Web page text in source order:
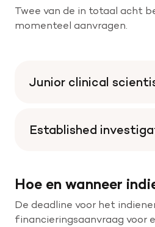
Twee van de in totaal acht
momenteel aanvragen.
Junior clinical
Established
Hoe en wanneer
De deadline voor het
financieringsaanvraag voor